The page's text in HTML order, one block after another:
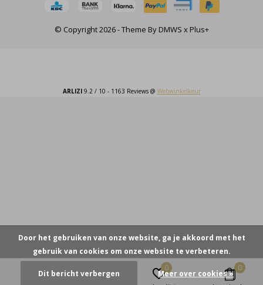
© Copyright2026- Theme ByDMWS xPlus+
0 0
ARLIZI9.2/ 10 - 1163 Reviews @ Webwinkelkeur
Door het gebruiken van onze website, ga je akkoord met het
gebruik van cookies om onze website te verbeteren.
Dit bericht verbergen Meer over cookies »